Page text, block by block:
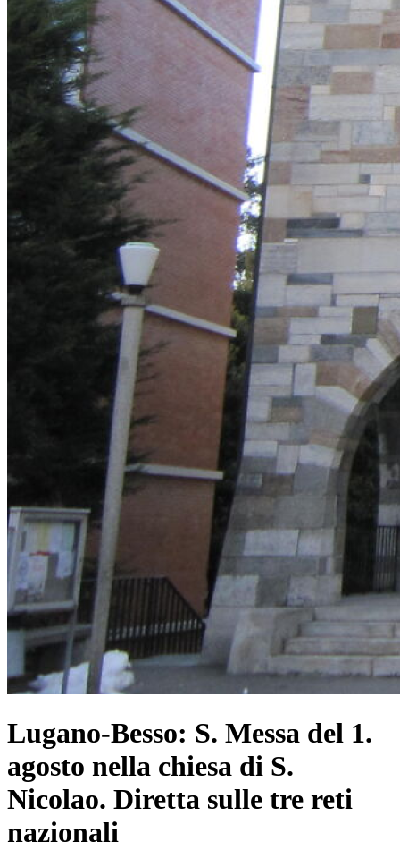
Lugano-Besso: S. Messa del 1.
agosto nella chiesa di S.
Nicolao. Diretta sulle tre reti
nazionali